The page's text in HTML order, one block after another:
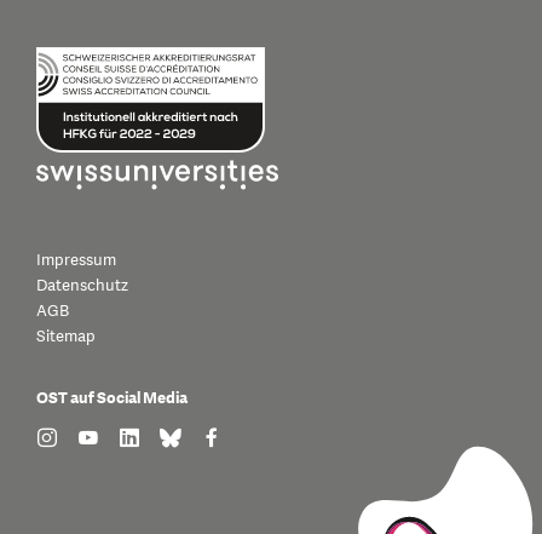
Impressum
Datenschutz
AGB
Sitemap
OST auf Social Media
find us on: instagram
find us on: youtube
find us on: linkedin
find us on: bluesky
find us on: facebook